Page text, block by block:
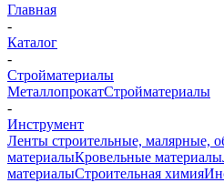
Главная
-
Каталог
-
Стройматериалы
МеталлопрокатСтройматериалы
-
Инструмент
Ленты строительные, малярные,
материалыКровельные материалы
материалыСтроительная химия